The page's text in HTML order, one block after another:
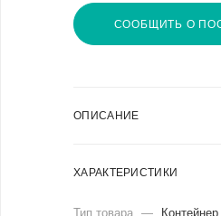
СООБЩИТЬ О
ОПИСАНИЕ
ХАРАКТЕРИСТИКИ
Тип товара —